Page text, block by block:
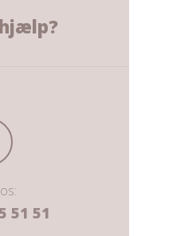
51 51